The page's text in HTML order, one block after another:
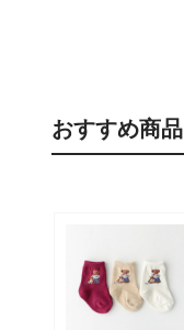
おすすめ商品